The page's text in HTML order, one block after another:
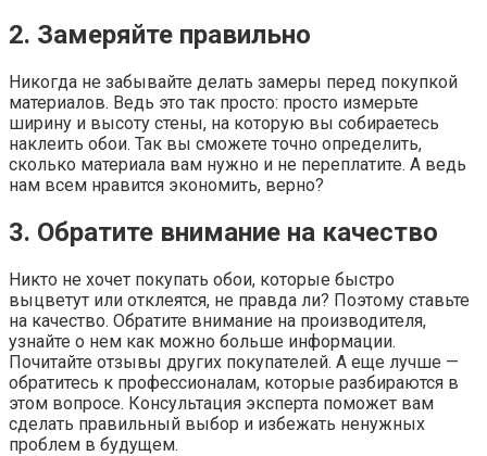
2. Замеряйте правильно
Никогда не забывайте делать замеры перед покупкой
материалов. Ведь это так просто: просто измерьте
ширину и высоту стены, на которую вы собираетесь
наклеить обои. Так вы сможете точно определить,
сколько материала вам нужно и не переплатите. А ведь
нам всем нравится экономить, верно?
3. Обратите внимание на качество
Никто не хочет покупать обои, которые быстро
выцветут или отклеятся, не правда ли? Поэтому ставьте
на качество. Обратите внимание на производителя,
узнайте о нем как можно больше информации.
Почитайте отзывы других покупателей. А еще лучше —
обратитесь к профессионалам, которые разбираются в
этом вопросе. Консультация эксперта поможет вам
сделать правильный выбор и избежать ненужных
проблем в будущем.